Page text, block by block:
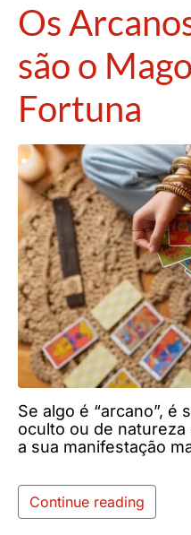
Os
são o
Fortuna
Se algo é “arcano”, é
oculto ou de
a sua manifestação
Continue reading